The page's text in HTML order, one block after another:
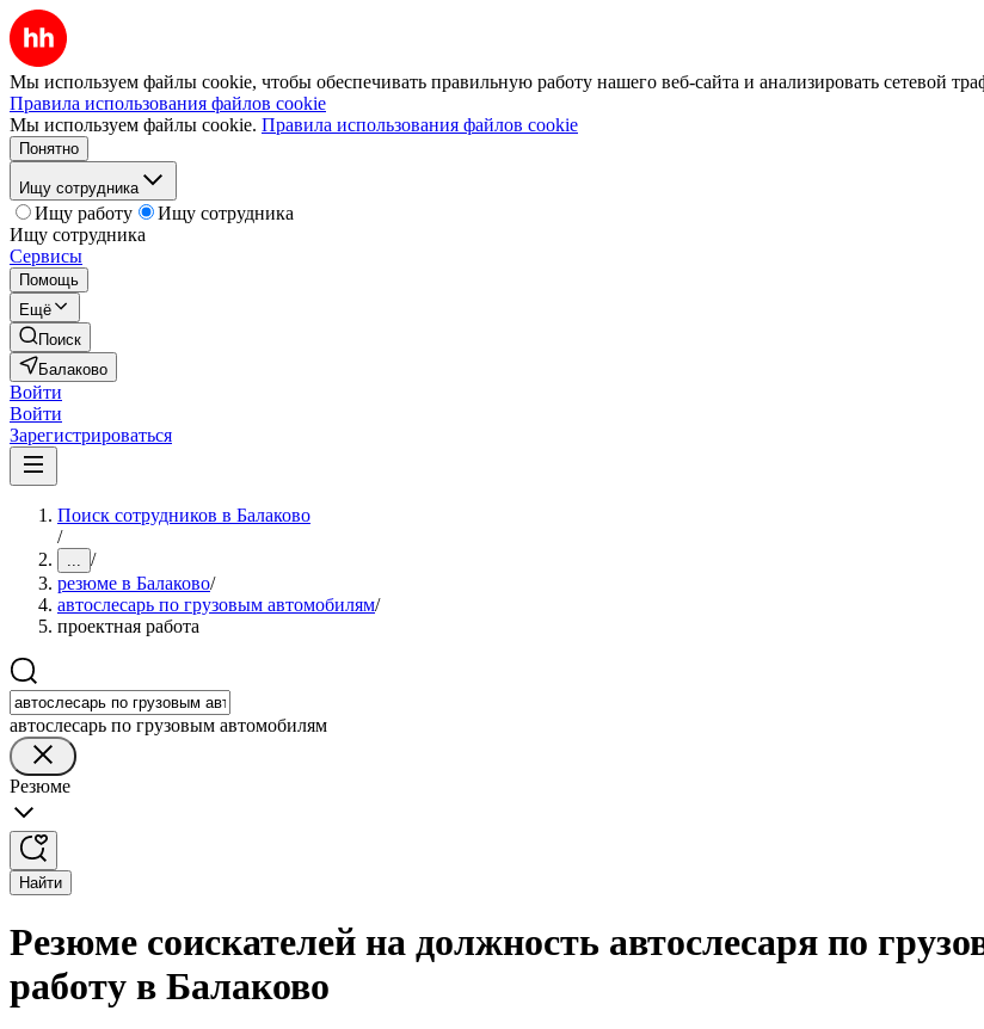
Мы используем файлы cookie, чтобы обеспечивать правильную работу нашего веб-сайта и анализировать сетевой
Правила использования файлов cookie
Мы используем файлы cookie. Правила использования файлов cookie
Понятно
Ищу сотрудника
Ищу работу
Ищу сотрудника
Ищу сотрудника
Сервисы
Помощь
Ещё
Поиск
Балаково
Войти
Войти
Зарегистрироваться
Поиск сотрудников в Балаково
/
... /
резюме в Балаково/
автослесарь по грузовым автомобилям/
проектная работа
автослесарь по грузовым автомобилям
Резюме
Найти
Резюме соискателей на должность автослесаря по
работу в Балаково